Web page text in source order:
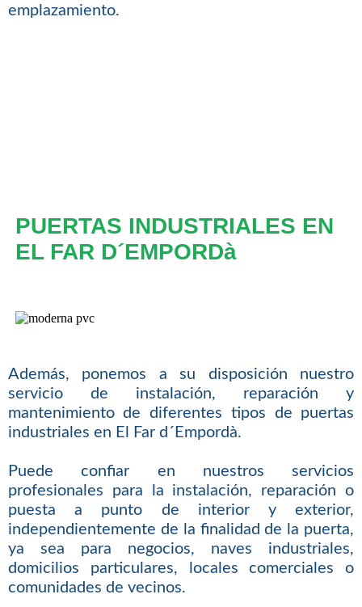
emplazamiento.
PUERTAS INDUSTRIALES EN
EL FAR D´EMPORDà
Además, ponemos a su disposición nuestro
servicio de instalación, reparación y
mantenimiento de diferentes tipos de puertas
industriales en El Far d´Empordà.
Puede confiar en nuestros servicios
profesionales para la instalación, reparación o
puesta a punto de interior y exterior,
independientemente de la finalidad de la puerta,
ya sea para negocios, naves industriales,
domicilios particulares, locales comerciales o
comunidades de vecinos.